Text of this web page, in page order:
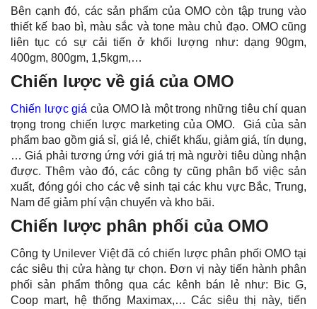
Bên cạnh đó, các sản phẩm của OMO còn tập trung vào
thiết kế bao bì, màu sắc và tone màu chủ đạo. OMO cũng
liên tục có sự cải tiến ở khối lượng như: dạng 90gm,
400gm, 800gm, 1,5kgm,…
Chiến lược về giá của OMO
Chiến lược giá của OMOlà một trong những tiêu chí quan
trọng trong chiến lược marketing của OMO. Giá của sản
phẩm bao gồm giá sỉ, giá lẻ,chiết khấu, giảm giá, tín dụng,
… Giá phải tương ứng với giá trị mà người tiêu dùng nhận
được. Thêm vào đó, các công ty cũng phân bổ việc sản
xuất, đóng gói cho các vệ sinh tại các khu vực Bắc, Trung,
Nam để giảm phí vận chuyển và kho bãi.
Chiến lược phân phối của OMO
Công ty Unilever Việt đã có chiến lược phân phối OMO tại
các siêu thị cửa hàng tự chọn. Đơn vị này tiến hành phân
phối sản phẩm thông qua các kênh bán lẻ như: Bic G,
Coop mart, hệ thống Maximax,… Các siêu thị này, tiến